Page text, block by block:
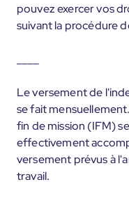
pouvez exercer vos
suivant la procédure
Le versement de
se fait
fin de mission (IFM)
effectivement
versement prévus à
travail.